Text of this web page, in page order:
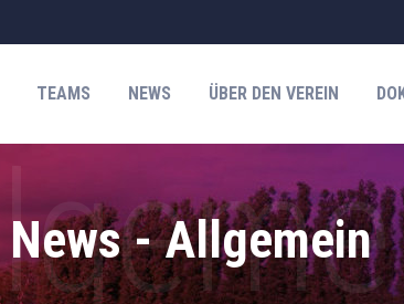
TEAMS NEWS ÜBER DEN VEREIN
News - Allgemein